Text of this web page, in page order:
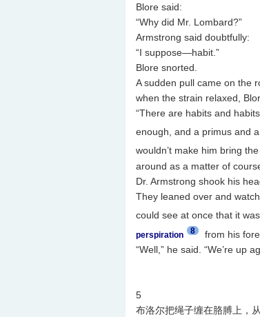
Blore said:
“Why did Mr. Lombard?”
Armstrong said doubtfully:
“I suppose—habit.”
Blore snorted.
A sudden pull came on the
when the strain relaxed,
“There are habits and
enough, and a primus and
wouldn’t make him bring
around as a matter of
Dr. Armstrong shook his
They leaned over and
could see at once that it was
perspiration 8
from his
“Well,” he said. “We’re up
5
布洛尔把绳子缠在胳膊上，